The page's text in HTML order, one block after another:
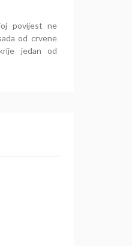
povijest ne
od crvene
jedan od